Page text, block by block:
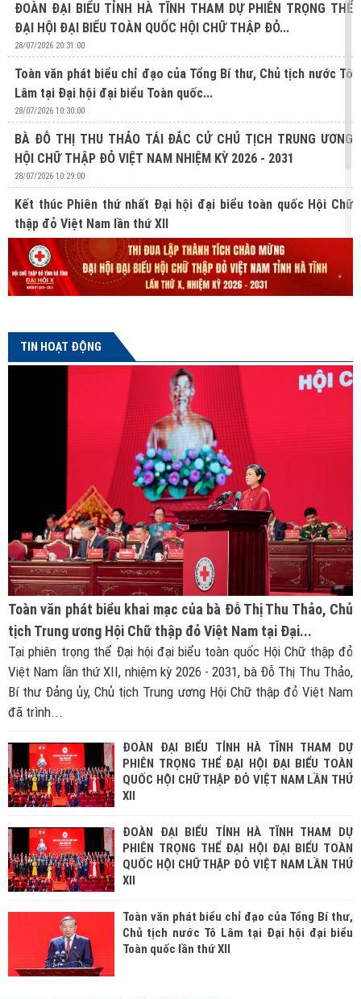
ĐOÀN ĐẠI BIỂU TỈNH HÀ TĨNH THAM DỰ PHIÊN TRỌNG THỂ
ĐẠI HỘI ĐẠI BIỂU TOÀN QUỐC HỘI CHỮ THẬP ĐỎ...
28/07/2026 20:31:00
Toàn văn phát biểu chỉ đạo của Tổng Bí thư, Chủ tịch nước Tô
Lâm tại Đại hội đại biểu Toàn quốc...
28/07/2026 10:30:00
BÀ ĐỖ THỊ THU THẢO TÁI ĐẮC CỬ CHỦ TỊCH TRUNG ƯƠNG
HỘI CHỮ THẬP ĐỎ VIỆT NAM NHIỆM KỲ 2026 - 2031
28/07/2026 10:29:00
Kết thúc Phiên thứ nhất Đại hội đại biểu toàn quốc Hội Chữ
thập đỏ Việt Nam lần thứ XII
27/07/2026 10:31:00
Lan tỏa nghĩa cử hiến mô, tạng từ Chương trình “Hành trình
Đỏ” lần thứ V tại Hà Tĩnh
TIN HOẠT ĐỘNG
Toàn văn phát biểu khai mạc của bà Đỗ Thị Thu Thảo, Chủ
tịch Trung ương Hội Chữ thập đỏ Việt Nam tại Đại...
Tại phiên trọng thể Đại hội đại biểu toàn quốc Hội Chữ thập đỏ
Việt Nam lần thứ XII, nhiệm kỳ 2026 - 2031, bà Đỗ Thị Thu Thảo,
Bí thư Đảng ủy, Chủ tịch Trung ương Hội Chữ thập đỏ Việt Nam
đã trình...
ĐOÀN ĐẠI BIỂU TỈNH HÀ TĨNH THAM DỰ
PHIÊN TRỌNG THỂ ĐẠI HỘI ĐẠI BIỂU TOÀN
QUỐC HỘI CHỮ THẬP ĐỎ VIỆT NAM LẦN THỨ
XII
ĐOÀN ĐẠI BIỂU TỈNH HÀ TĨNH THAM DỰ
PHIÊN TRỌNG THỂ ĐẠI HỘI ĐẠI BIỂU TOÀN
QUỐC HỘI CHỮ THẬP ĐỎ VIỆT NAM LẦN THỨ
XII
Toàn văn phát biểu chỉ đạo của Tổng Bí thư,
Chủ tịch nước Tô Lâm tại Đại hội đại biểu
Toàn quốc lần thứ XII